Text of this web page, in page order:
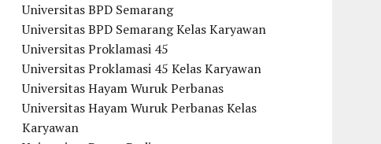
Universitas BPD Semarang
Universitas BPD Semarang Kelas Karyawan
Universitas Proklamasi 45
Universitas Proklamasi 45 Kelas Karyawan
Universitas Hayam Wuruk Perbanas
Universitas Hayam Wuruk Perbanas Kelas
Karyawan